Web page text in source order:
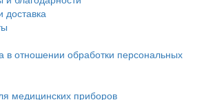
доставка
в отношении обработки персональных
медицинских приборов